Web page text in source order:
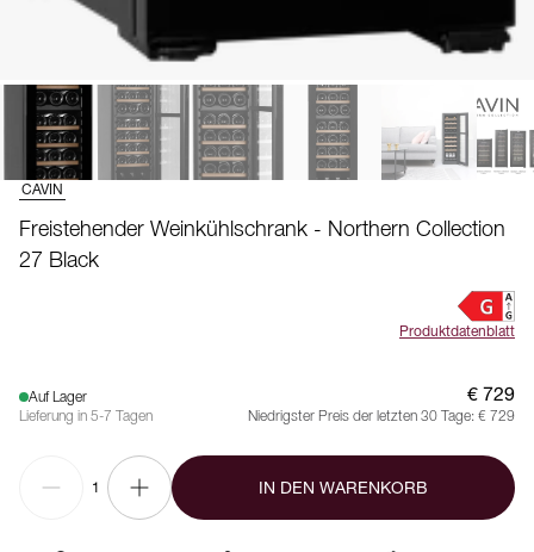
CAVIN
Freistehender Weinkühlschrank - Northern Collection
27 Black
Produktdatenblatt
Auf Lager
Lieferung in 5-7 Tagen
€ 729
Niedrigster Preis der letzten 30 Tage: € 729
1 IN DEN WARENKORB